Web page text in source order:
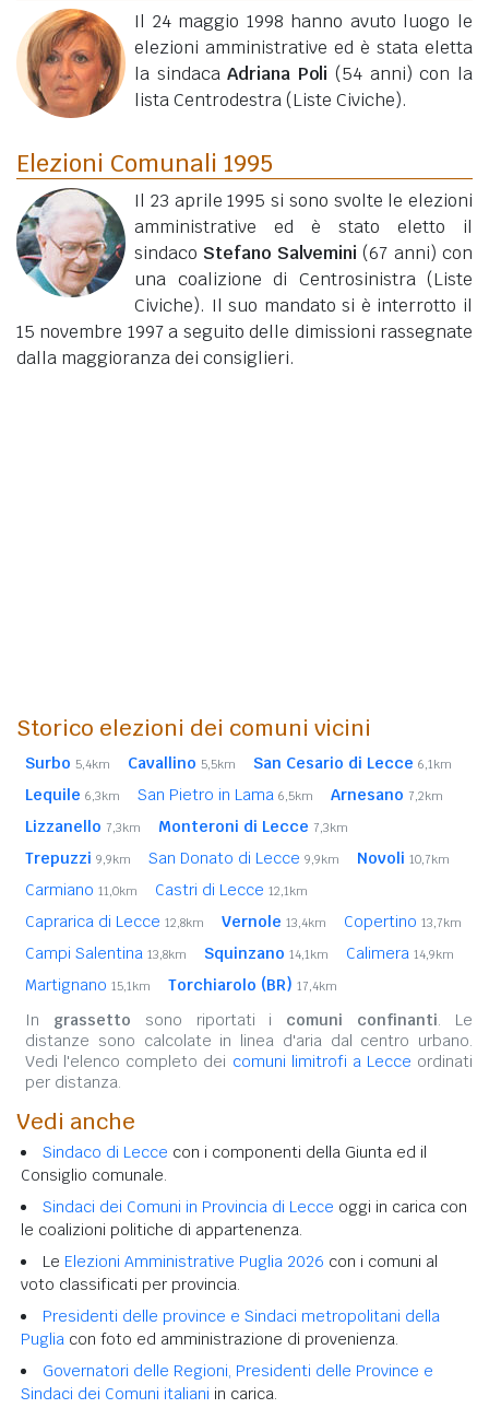
Il 24 maggio 1998 hanno avuto luogo le
elezioni amministrative ed è stata eletta
la sindacaAdriana Poli (54 anni) con la
lista Centrodestra (Liste Civiche).
Elezioni Comunali 1995
Il 23 aprile 1995 si sono svolte le elezioni
amministrative ed è stato eletto il
sindaco Stefano Salvemini (67 anni) con
una coalizione di Centrosinistra (Liste
Civiche). Il suo mandato si è interrotto il
15 novembre 1997 a seguito delle dimissioni rassegnate
dalla maggioranza dei consiglieri.
Storico elezioni dei comuni vicini
Surbo 5,4km Cavallino 5,5km San Cesario di Lecce 6,1km
Lequile 6,3km San Pietro in Lama 6,5km Arnesano 7,2km
Lizzanello 7,3km Monteroni di Lecce 7,3km
Trepuzzi 9,9km San Donato di Lecce 9,9km Novoli 10,7km
Carmiano 11,0km Castri di Lecce 12,1km
Caprarica di Lecce 12,8km Vernole 13,4km Copertino 13,7km
Campi Salentina 13,8km Squinzano 14,1km Calimera 14,9km
Martignano 15,1km Torchiarolo (BR) 17,4km
In grassetto sono riportati i comuni confinanti. Le
distanze sono calcolate in linea d'aria dal centro urbano.
Vedi l'elenco completo dei comuni limitrofi a Lecce ordinati
per distanza.
Vedi anche
Sindaco di Lecce con i componenti della Giunta ed il
Consiglio comunale.
Sindaci dei Comuni in Provincia di Lecce oggi in carica con
le coalizioni politiche di appartenenza.
Le Elezioni Amministrative Puglia 2026 con i comuni al
voto classificati per provincia.
Presidenti delle province e Sindaci metropolitani della
Puglia con foto ed amministrazione di provenienza.
Governatori delle Regioni, Presidenti delle Province e
Sindaci dei Comuni italiani in carica.